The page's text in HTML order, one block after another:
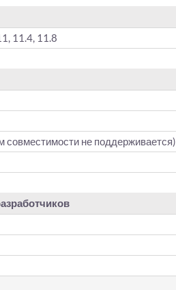
11.4, 11.8
совместимости не поддерживается)